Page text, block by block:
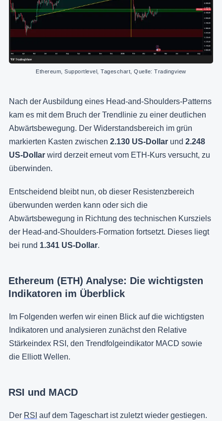
Ethereum, Supportlevel, Tageschart, Quelle: Tradingview
Nach der Ausbildung eines Head-and-Shoulders-Patterns
kam es mit dem Bruch der Trendlinie zu einer deutlichen
Abwärtsbewegung. Der Widerstandsbereich im grün
markierten Kasten zwischen 2.130 US-Dollar und 2.248
US-Dollar wird derzeit erneut vom ETH-Kurs versucht, zu
überwinden.
Entscheidend bleibt nun, ob dieser Resistenzbereich
überwunden werden kann oder sich die
Abwärtsbewegung in Richtung des technischen Kursziels
der Head-and-Shoulders-Formation fortsetzt. Dieses liegt
bei rund 1.341 US-Dollar.
Ethereum (ETH) Analyse: Die wichtigsten
Indikatoren im Überblick
Im Folgenden werfen wir einen Blick auf die wichtigsten
Indikatoren und analysieren zunächst den Relative
Stärkeindex RSI, den Trendfolgeindikator MACD sowie
die Elliott Wellen.
RSI und MACD
Der RSI auf dem Tageschart ist zuletzt wieder gestiegen.